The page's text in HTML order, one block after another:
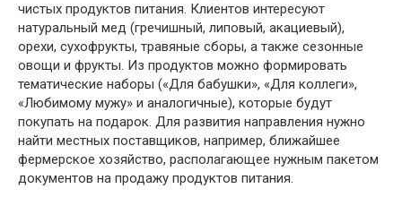
чистых продуктов питания. Клиентов интересуют
натуральный мед (гречишный, липовый, акациевый),
орехи, сухофрукты, травяные сборы, а также сезонные
овощи и фрукты. Из продуктов можно формировать
тематические наборы («Для бабушки», «Для коллеги»,
«Любимому мужу» и аналогичные), которые будут
покупать на подарок. Для развития направления нужно
найти местных поставщиков, например, ближайшее
фермерское хозяйство, располагающее нужным пакетом
документов на продажу продуктов питания.